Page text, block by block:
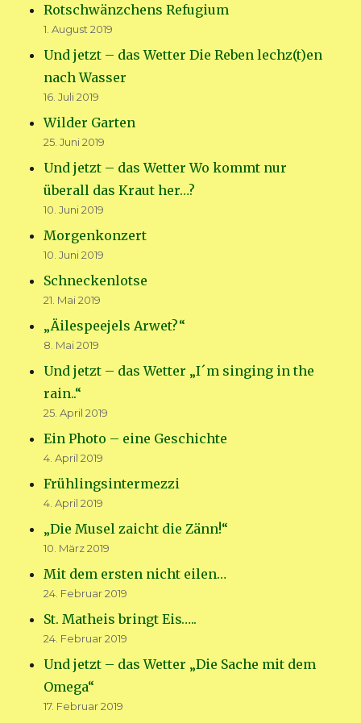
Rotschwänzchens Refugium
1. August 2019
Und jetzt – das Wetter Die Reben lechz(t)en
nach Wasser
16. Juli 2019
Wilder Garten
25. Juni 2019
Und jetzt – das Wetter Wo kommt nur
überall das Kraut her…?
10. Juni 2019
Morgenkonzert
10. Juni 2019
Schneckenlotse
21. Mai 2019
„Äilespeejels Arwet?“
8. Mai 2019
Und jetzt – das Wetter „I´m singing in the
rain..“
25. April 2019
Ein Photo – eine Geschichte
4. April 2019
Frühlingsintermezzi
4. April 2019
„Die Musel zaicht die Zänn!“
10. März 2019
Mit dem ersten nicht eilen…
24. Februar 2019
St. Matheis bringt Eis…..
24. Februar 2019
Und jetzt – das Wetter „Die Sache mit dem
Omega“
17. Februar 2019